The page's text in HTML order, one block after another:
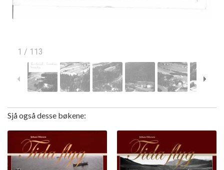
1 / 113
Sjå også desse bøkene: